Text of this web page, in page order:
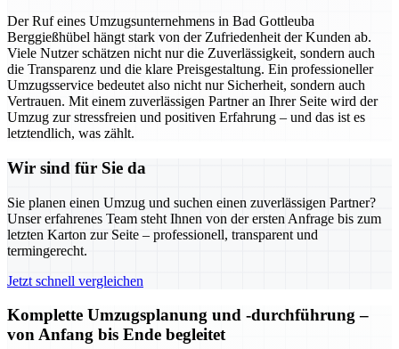
Der Ruf eines Umzugsunternehmens in Bad Gottleuba
Berggießhübel hängt stark von der Zufriedenheit der Kunden ab.
Viele Nutzer schätzen nicht nur die Zuverlässigkeit, sondern auch
die Transparenz und die klare Preisgestaltung. Ein professioneller
Umzugsservice bedeutet also nicht nur Sicherheit, sondern auch
Vertrauen. Mit einem zuverlässigen Partner an Ihrer Seite wird der
Umzug zur stressfreien und positiven Erfahrung – und das ist es
letztendlich, was zählt.
Wir sind für Sie da
Sie planen einen Umzug und suchen einen zuverlässigen Partner?
Unser erfahrenes Team steht Ihnen von der ersten Anfrage bis zum
letzten Karton zur Seite – professionell, transparent und
termingerecht.
Jetzt schnell vergleichen
Komplette Umzugsplanung und -durchführung –
von Anfang bis Ende begleitet